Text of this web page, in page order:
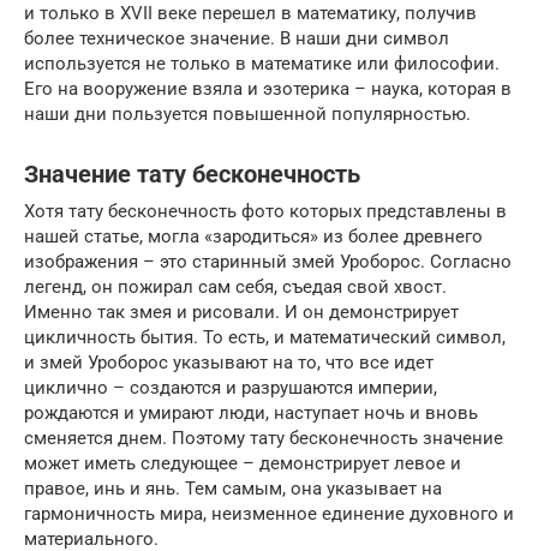
и только в XVII веке перешел в математику, получив
более техническое значение. В наши дни символ
используется не только в математике или философии.
Его на вооружение взяла и эзотерика – наука, которая в
наши дни пользуется повышенной популярностью.
Значение тату бесконечность
Хотя тату бесконечность фото которых представлены в
нашей статье, могла «зародиться» из более древнего
изображения – это старинный змей Уроборос. Согласно
легенд, он пожирал сам себя, съедая свой хвост.
Именно так змея и рисовали. И он демонстрирует
цикличность бытия. То есть, и математический символ,
и змей Уроборос указывают на то, что все идет
циклично – создаются и разрушаются империи,
рождаются и умирают люди, наступает ночь и вновь
сменяется днем. Поэтому тату бесконечность значение
может иметь следующее – демонстрирует левое и
правое, инь и янь. Тем самым, она указывает на
гармоничность мира, неизменное единение духовного и
материального.